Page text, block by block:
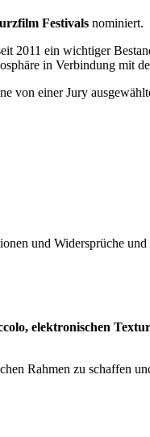
Festivals nominiert.
2011 ein wichtiger
in Verbindung mit
von einer Jury
und Widersprüche
elektronischen
Rahmen zu schaffen